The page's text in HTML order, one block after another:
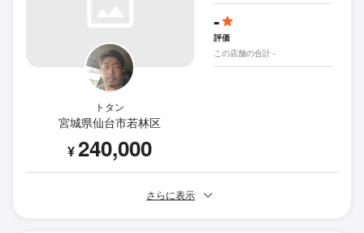
トタン
宮城県仙台市若林区
¥240,000
-
評価
この店舗の合計 -
さらに表示